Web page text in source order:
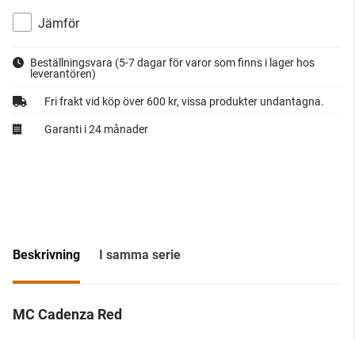
Jämför
Beställningsvara (5-7 dagar för varor som finns i lager hos
leverantören)
Fri frakt vid köp över 600 kr, vissa produkter undantagna.
Garanti i 24 månader
Beskrivning I samma serie
MC Cadenza Red